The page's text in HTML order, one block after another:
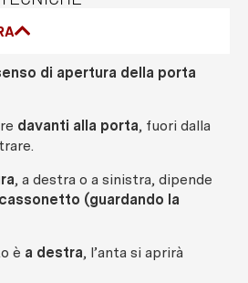
di apertura della porta
davanti alla porta, fuori dalla
, a destra o a sinistra, dipende
(guardando la
è a destra, l’anta si aprirà